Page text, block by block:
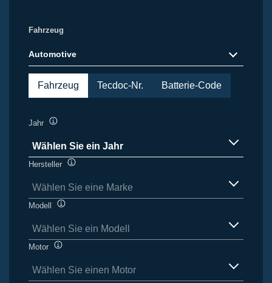
Fahrzeug
Automotive
Fahrzeug Tecdoc-Nr. Batterie-Code
Jahr
Wählen Sie ein Jahr
Verfügbare
Artikel
Hersteller
Wählen Sie eine Marke
Verfügbare
Artikel
Modell
Wählen Sie ein Modell
Verfügbare
Artikel
Motor
Wählen Sie einen Motor